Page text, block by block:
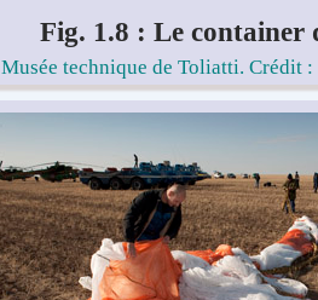
Fig. 1.8 : Le container
Musée technique de Toliatti. Crédit